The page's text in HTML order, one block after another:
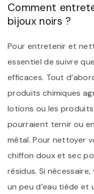
Comment
bijoux noirs ?
Pour entretenir et
essentiel de suivre
efficaces. Tout
produits chimiques
lotions ou les
pourraient ternir ou
métal. Pour nettoyer
chiffon doux et sec
résidus. Si
un peu d’eau tiède et